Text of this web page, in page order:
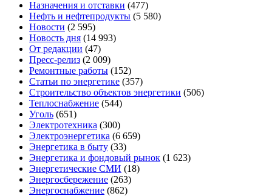
Назначения и отставки (477)
Нефть и нефтепродукты (5 580)
Новости (2 595)
Новость дня (14 993)
От редакции (47)
Пресс-релиз (2 009)
Ремонтные работы (152)
Статьи по энергетике (357)
Строительство объектов энергетики (506)
Теплоснабжение (544)
Уголь (651)
Электротехника (300)
Электроэнергетика (6 659)
Энергетика в быту (33)
Энергетика и фондовый рынок (1 623)
Энергетические СМИ (18)
Энергосбережение (263)
Энергоснабжение (862)